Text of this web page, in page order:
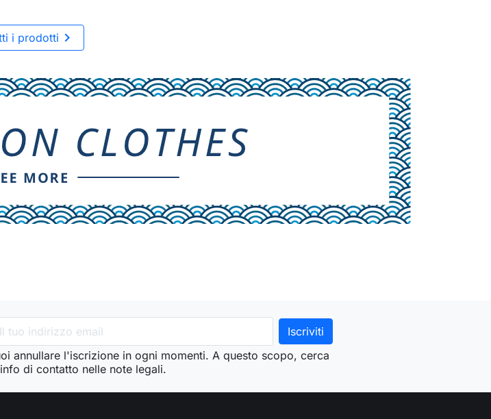
i prodotti 
annullare l'iscrizione in ogni momenti. A questo scopo, cerca
di contatto nelle note legali.